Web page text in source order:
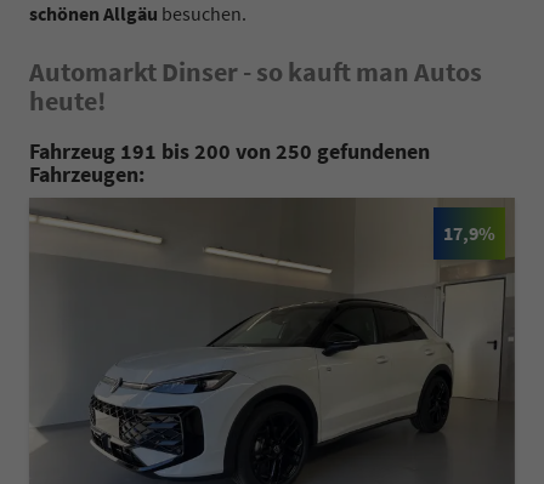
schönen Allgäu besuchen.
Automarkt Dinser - so kauft man Autos
heute!
Fahrzeug 191 bis 200 von 250 gefundenen
Fahrzeugen:
17,9%